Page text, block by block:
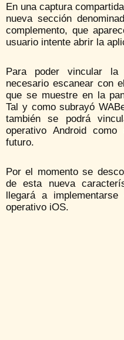
En una captura
nueva sección
complemento, que
usuario intente abrir la
Para poder vincular la
necesario escanear con
que se muestre en la
Tal y como subrayó
también se podrá
operativo Android
futuro.
Por el momento se
de esta nueva
llegará a
operativo iOS.